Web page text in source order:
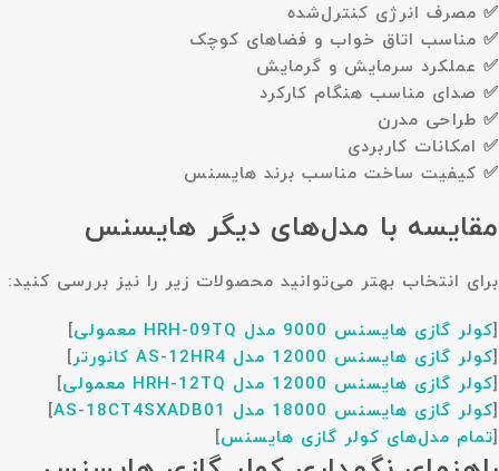
✅ مصرف انرژی کنترل‌شده
✅ مناسب اتاق خواب و فضاهای کوچک
✅ عملکرد سرمایش و گرمایش
✅ صدای مناسب هنگام کارکرد
✅ طراحی مدرن
✅ امکانات کاربردی
✅ کیفیت ساخت مناسب برند هایسنس
مقایسه با مدل‌های دیگر هایسنس
برای انتخاب بهتر می‌توانید محصولات زیر را نیز بررسی کنید:
[کولر گازی هایسنس 9000 مدل HRH-09TQ معمولی
]
[کولر گازی هایسنس 12000 مدل AS-12HR4 کانورتر
]
[کولر گازی هایسنس 12000 مدل HRH-12TQ معمولی
]
[کولر گازی هایسنس 18000 مدل AS-18CT4SXADB01
]
[تمام مدل‌های کولر گازی هایسنس]